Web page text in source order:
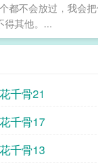
都不会放过，我会
得其他。...
千骨21
千骨17
千骨13